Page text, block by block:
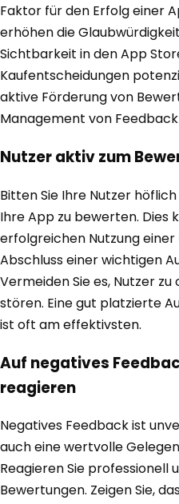
Faktor für den Erfolg einer
erhöhen die
Sichtbarkeit in den App
Kaufentscheidungen
aktive Förderung von
Management von
Nutzer aktiv zum
Bitten Sie Ihre Nutzer
Ihre App zu bewerten. Dies
erfolgreichen Nutzung
Abschluss einer wichtigen
Vermeiden Sie es, Nutzer
stören. Eine gut platzierte
ist oft am effektivsten.
Auf negatives
reagieren
Negatives Feedback ist
auch eine wertvolle
Reagieren Sie
Bewertungen. Zeigen Sie,